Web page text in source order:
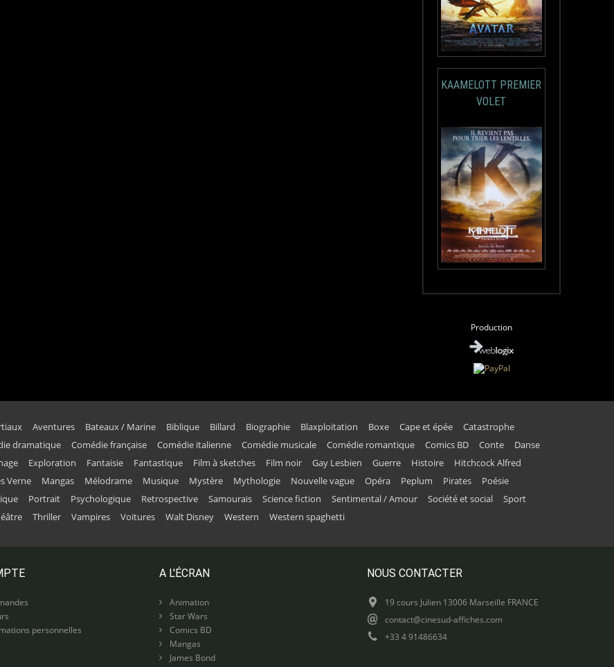
KAAMELOTT PREMIER
VOLET
Production
Aventures Bateaux / Marine Biblique Billard Biographie Blaxploitation Boxe Cape et épée
Catastrophe
dramatique Comédie française Comédie italienne Comédie musicale Comédie romantique Comics BD Conte
Danse
Exploration Fantaisie Fantastique Film à sketches Film noir Gay Lesbien Guerre Histoire
Hitchcock Alfred
Verne Mangas Mélodrame Musique Mystère Mythologie Nouvelle vague Opéra Peplum Pirates
Poésie
Portrait Psychologique Retrospective Samouraïs Science fiction Sentimental / Amour Société et social
Sport
Thriller Vampires Voitures Walt Disney Western Western spaghetti
personnelles
A L'ÉCRAN
Animation
Star Wars
Comics BD
Mangas
James Bond
NOUS CONTACTER
19 cours Julien 13006 Marseille FRANCE
contact@cinesud-affiches.com
+33 4 91486634